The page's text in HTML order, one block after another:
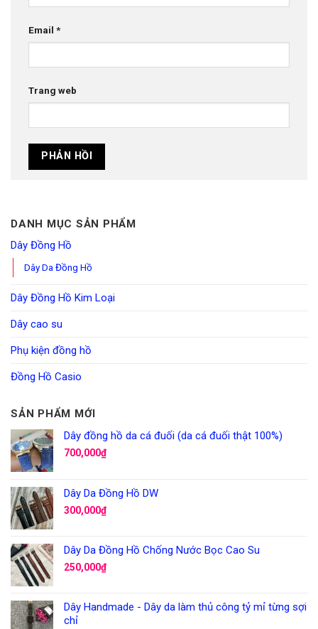
Email *
Trang web
DANH MỤC SẢN PHẨM
Dây Đồng Hồ
Dây Da Đồng Hồ
Dây Đồng Hồ Kim Loại
Dây cao su
Phụ kiện đồng hồ
Đồng Hồ Casio
SẢN PHẨM MỚI
Dây đồng hồ da cá đuối (da cá đuối thật 100%)
700,000₫
Dây Da Đồng Hồ DW
300,000₫
Dây Da Đồng Hồ Chống Nước Bọc Cao Su
250,000₫
Dây Handmade - Dây da làm thủ công tỷ mỉ từng sợi
chỉ